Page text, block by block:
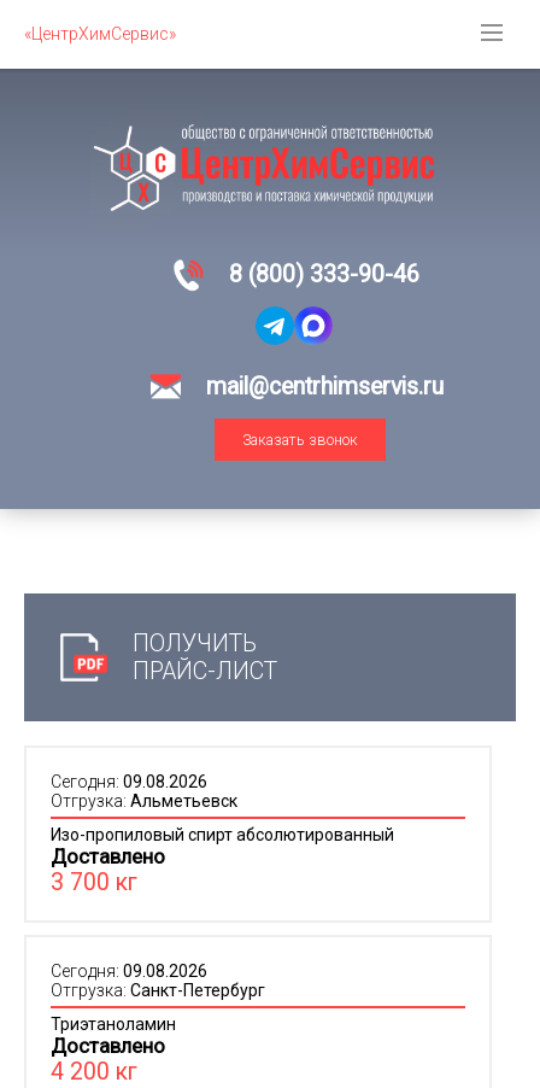
«ЦентрХимСервис»
8 (800) 333-90-46
mail@centrhimservis.ru
Заказать звонок
ПОЛУЧИТЬ
ПРАЙС-ЛИСТ
Сегодня: 09.08.2026
Отгрузка: Альметьевск
Изо-пропиловый спирт абсолютированный
Доставлено
3 700 кг
Сегодня: 09.08.2026
Отгрузка: Санкт-Петербург
Триэтаноламин
Доставлено
4 200 кг